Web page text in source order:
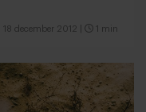
18 december 2012 1 min